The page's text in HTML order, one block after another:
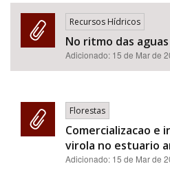
Recursos Hídricos
No ritmo das
Adicionado: 15 de Mar de
Florestas
Comercializacao e
virola no estuario
Adicionado: 15 de Mar de